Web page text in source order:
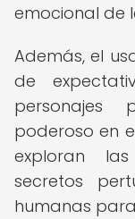
emocional de
Además, el
de
personajes
poderoso en
exploran
secretos
humanas